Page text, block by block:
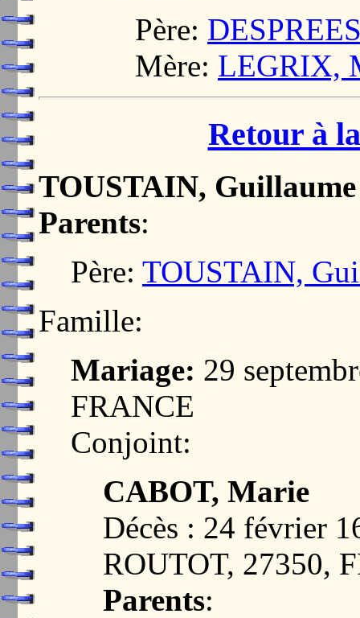
Père:
Mère: LEGRIX,
Retour à
TOUSTAIN, Guillaume
Parents:
Père: TOUSTAIN,
Famille:
Mariage: 29
FRANCE
Conjoint:
CABOT, Marie
Décès : 24 février
ROUTOT, 27350,
Parents: